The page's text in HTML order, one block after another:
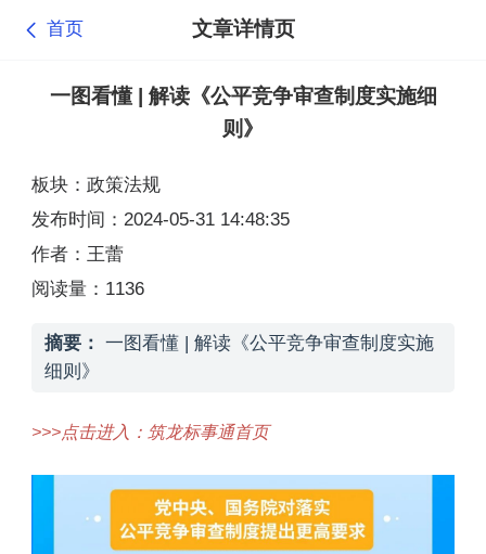
首页 文章详情页
一图看懂 | 解读《公平竞争审查制度实施细
则》
板块：政策法规
发布时间：2024-05-31 14:48:35
作者：王蕾
阅读量：1136
摘要： 一图看懂 | 解读《公平竞争审查制度实施
细则》
>>>点击进入：筑龙标事通首页